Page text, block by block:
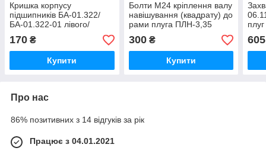
Кришка корпусу
підшипників БА-01.322/
БА-01.322-01 лівого/
правого (ковпак) дискової
борони ПД "Велес-Агро"
170 ₴
Купити
Болти М24 кріплення валу
навішування (квадрату) до
рами плуга ПЛН-3,35
комплект
300₴
Купити
605
Про нас
86% позитивних з 14 відгуків за рік
Працює з 04.01.2021